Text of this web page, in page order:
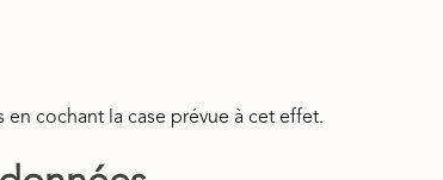
cochant la case prévue à cet effet.